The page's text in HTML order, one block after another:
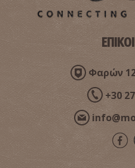
Τα Πασχαλινά έθιμα της
Φαρών
+30